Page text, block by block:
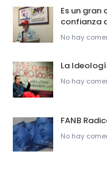
Es un
confianza
No hay
La
No hay
FANB
No hay